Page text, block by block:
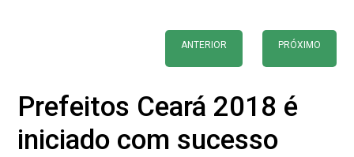
ANTERIOR PRÓXIMO
Prefeitos Ceará 2018 é
iniciado com sucesso